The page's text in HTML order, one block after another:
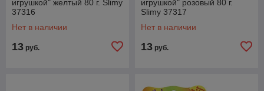
игрушкой" желтый 80 г. Slimy
37316
Нет в наличии
13 руб.
игрушкой" розовый 80 г.
Slimy 37317
Нет в наличии
13 руб.